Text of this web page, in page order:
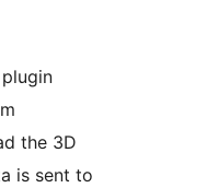
the 3D
is sent to